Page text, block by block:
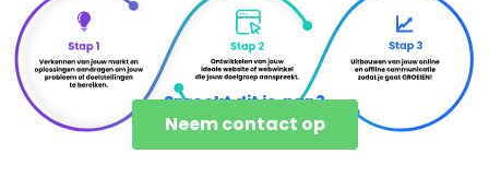
Spreekt dit je aan?
Neem contact op